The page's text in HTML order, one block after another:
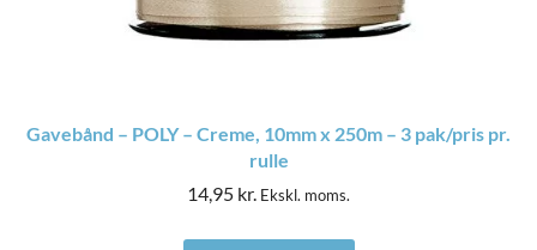
Gavebånd – POLY – Creme, 10mm x 250m – 3 pak/pris pr.
rulle
14,95 kr. Ekskl. moms.